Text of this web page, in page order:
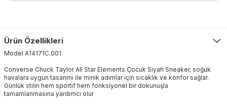
Ürün Özellikleri
Model A14171C.001
Converse Chuck Taylor All Star Elements Çocuk Siyah Sneaker, soğuk
havalara uygun tasarımı ile minik adımlar için sıcaklık ve konfor sağlar.
Günlük stilin hem sportif hem fonksiyonel bir dokunuşla
tamamlanmasına yardımcı olur